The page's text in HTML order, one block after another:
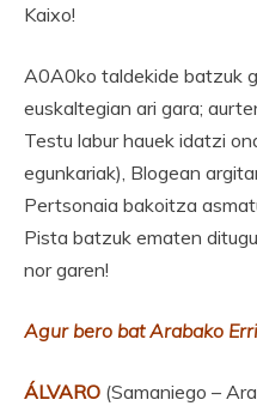
Kaixo!
A0A0ko taldekide batzuk
euskaltegian ari gara;
Testu labur hauek idatzi
egunkariak), Blogean
Pertsonaia bakoitza
Pista batzuk ematen
nor garen!
Agur bero bat Arabako
ÁLVARO (Samaniego –